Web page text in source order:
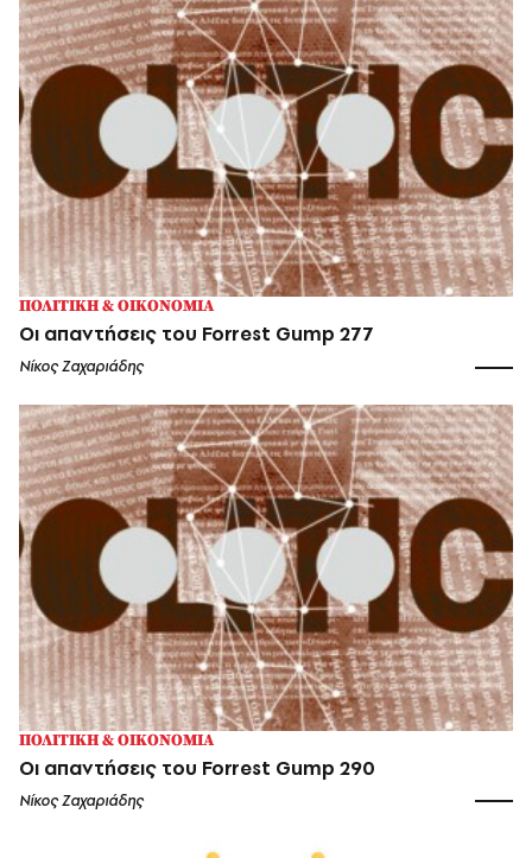
ΠΟΛΙΤΙΚΗ & ΟΙΚΟΝΟΜΙΑ
Οι απαντήσεις του Forrest Gump 277
Νίκος Ζαχαριάδης
ΠΟΛΙΤΙΚΗ & ΟΙΚΟΝΟΜΙΑ
Οι απαντήσεις του Forrest Gump 290
Νίκος Ζαχαριάδης